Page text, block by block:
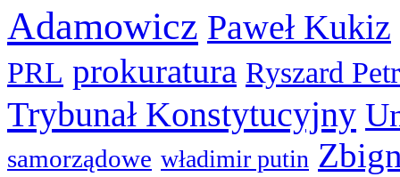
Adamowicz Paweł Kukiz
PRL prokuratura Ryszard
Trybunał Konstytucyjny
samorządowe władimir putin